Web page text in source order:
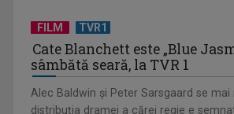
FILM TVR1
Cate Blanchett este „Blue
sâmbătă seară, la TVR 1
Alec Baldwin şi Peter Sarsgaard se mai
distribuţia dramei a cărei regie e